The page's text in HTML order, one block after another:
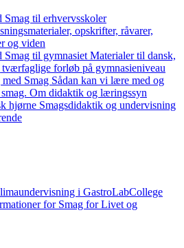
Smag til erhvervsskoler
opskrifter, råvarer,
og viden
Smag til gymnasiet Materialer til dansk,
forløb på gymnasieniveau
Smag Sådan kan vi lære med og
smag. Om didaktik og læringssyn
hjørne Smagsdidaktik og undervisning
i GastroLabCollege
for Smag for Livet og